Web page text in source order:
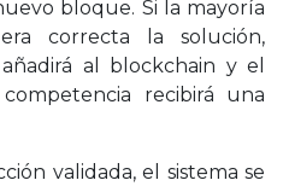
bloque. Si la mayoría
correcta la solución,
al blockchain y el
recibirá una
validada, el sistema se